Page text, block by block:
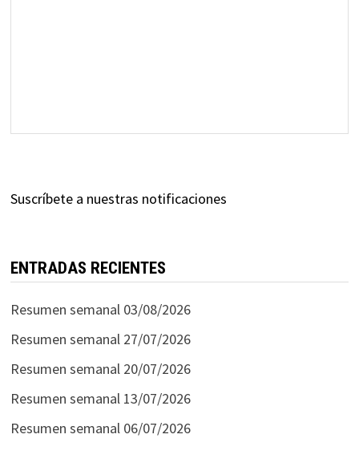
Suscríbete a nuestras notificaciones
ENTRADAS RECIENTES
Resumen semanal 03/08/2026
Resumen semanal 27/07/2026
Resumen semanal 20/07/2026
Resumen semanal 13/07/2026
Resumen semanal 06/07/2026